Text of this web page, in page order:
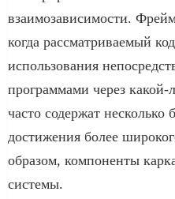
взаимозависимости.
когда рассматриваемый
использования
программами через
часто содержат несколько
достижения более
образом, компоненты
системы.